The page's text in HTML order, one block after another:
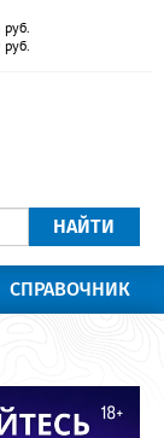
руб.
НАЙТИ
СПРАВОЧНИК